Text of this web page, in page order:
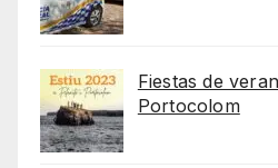
Fiestas de
Portocolom